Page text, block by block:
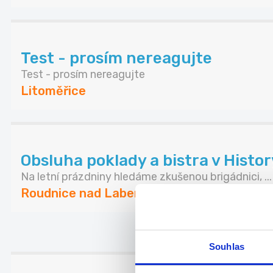
Souhlas
Test - prosím nereagujte
Test - prosím nereagujte
Litoměřice
Obsluha poklady a bistra v
Na letní prázdniny hledáme zkušenou brigádnici, ...
Roudnice nad Labem